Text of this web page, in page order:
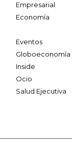
Empresarial
Economía
Eventos
Globoeconomía
Inside
Ocio
Salud Ejecutiva